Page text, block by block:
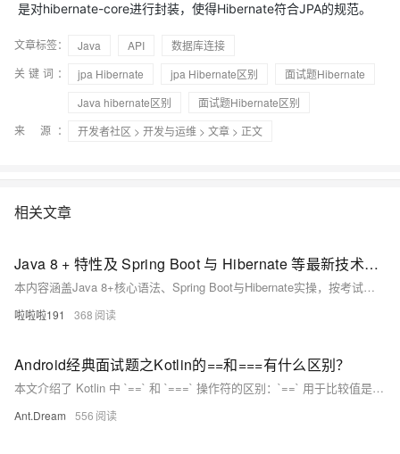
是对hibernate-core进行封装，使得Hibernate符合JPA的规范。
文章标签： Java API
数据库连接
关键词：
jpa Hibernate jpa Hibernate区别
面试题Hibernate
Java hibernate区别
面试题Hibernate区别
来 源：
开发者社区 > 开发与运维 > 文章 > 正文
相关文章
Java 8 + 特性及 Spring Boot 与 Hibernate 等最新技术的实操内容详解
本内容涵盖Java 8+核心语法、Spring Boot与Hibernate实操，按考试考点分类整理，含技术详解与代码示例，助力掌握最新Java技术与应用。
啦啦啦191 368
Android经典面试题之Kotlin的==和===有什么区别？
本文介绍了 Kotlin 中 `==` 和 `===` 操作符的区别：`==` 用于比较值是否相等，而 `===` 用于检查对象身份。对于基本类型，两者行为相似；对于对象引用，`==` 比较值相等性，`===` 检查引用是否指向同一实例。此外，还列举了其他常用比较操作符及其应用场景。
Ant.Dream 556